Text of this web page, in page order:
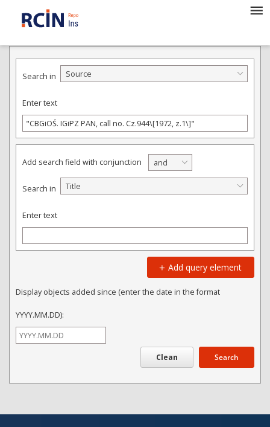
ADVANCED SEARCH
Search in Source
Enter text
Add search field with conjunction and
Search in Title
Enter text
Add query element
Display objects added since (enter the date in the format
YYYY.MM.DD):
Search